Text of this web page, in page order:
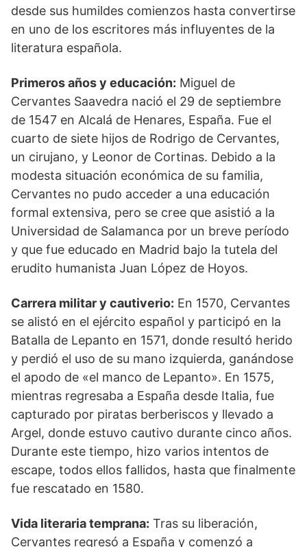
desde sus humildes comienzos hasta convertirse
en uno de los escritores más influyentes de la
literatura española.
Primeros años y educación: Miguel de
Cervantes Saavedra nació el 29 de septiembre
de 1547 en Alcalá de Henares, España. Fue el
cuarto de siete hijos de Rodrigo de Cervantes,
un cirujano, y Leonor de Cortinas. Debido a la
modesta situación económica de su familia,
Cervantes no pudo acceder a una educación
formal extensiva, pero se cree que asistió a la
Universidad de Salamanca por un breve período
y que fue educado en Madrid bajo la tutela del
erudito humanista Juan López de Hoyos.
Carrera militar y cautiverio: En 1570, Cervantes
se alistó en el ejército español y participó en la
Batalla de Lepanto en 1571, donde resultó herido
y perdió el uso de su mano izquierda, ganándose
el apodo de «el manco de Lepanto». En 1575,
mientras regresaba a España desde Italia, fue
capturado por piratas berberiscos y llevado a
Argel, donde estuvo cautivo durante cinco años.
Durante este tiempo, hizo varios intentos de
escape, todos ellos fallidos, hasta que finalmente
fue rescatado en 1580.
Vida literaria temprana: Tras su liberación,
Cervantes regresó a España y comenzó a